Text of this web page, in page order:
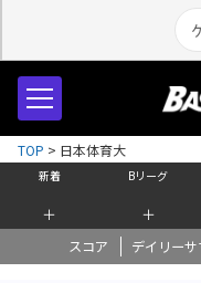
新着
＋
Bリーグ
＋
スコア デイリー
TOP > 日本体育大